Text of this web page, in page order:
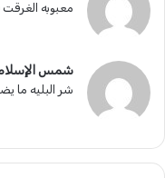
معبوبه الغرقت
شمس
شر البليه ما